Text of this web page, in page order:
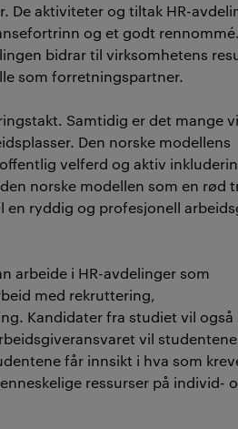
De aktiviteter og tiltak HR-
og et godt
bidrar til virksomhetens
som forretningspartner.
Samtidig er det mange
Den norske modellens
velferd og aktiv
norske modellen som en rød
en ryddig og profesjonell
arbeide i HR-avdelinger som
med rekruttering,
Kandidater fra studiet vil også
vil
får innsikt i hva som
ressurser på individ-